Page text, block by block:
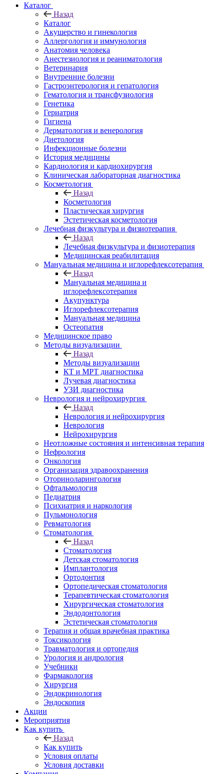
Каталог
Назад
Каталог
Акушерство и гинекология
Аллергология и иммунология
Анатомия человека
Анестезиология и реаниматология
Ветеринария
Внутренние болезни
Гастроэнтерология и гепатология
Гематология и трансфузиология
Генетика
Гериатрия
Гигиена
Дерматология и венерология
Диетология
Инфекционные болезни
История медицины
Кардиология и кардиохирургия
Клиническая лабораторная диагностика
Косметология
Назад
Косметология
Пластическая хирургия
Эстетическая косметология
Лечебная физкультура и физиотерапия
Назад
Лечебная физкультура и физиотерапия
Медицинская реабилитация
Мануальная медицина и иглорефлексотерапия
Назад
Мануальная медицина и
иглорефлексотерапия
Акупунктура
Иглорефлексотерапия
Мануальная медицина
Остеопатия
Медицинское право
Методы визуализации
Назад
Методы визуализации
КТ и МРТ диагностика
Лучевая диагностика
УЗИ диагностика
Неврология и нейрохирургия
Назад
Неврология и нейрохирургия
Неврология
Нейрохирургия
Неотложные состояния и интенсивная терапия
Нефрология
Онкология
Организация здравоохранения
Оториноларингология
Офтальмология
Педиатрия
Психиатрия и наркология
Пульмонология
Ревматология
Стоматология
Назад
Стоматология
Детская стоматология
Имплантология
Ортодонтия
Ортопедическая стоматология
Терапевтическая стоматология
Хирургическая стоматология
Эндодонтология
Эстетическая стоматология
Терапия и общая врачебная практика
Токсикология
Травматология и ортопедия
Урология и андрология
Учебники
Фармакология
Хирургия
Эндокринология
Эндоскопия
Акции
Мероприятия
Как купить
Назад
Как купить
Условия оплаты
Условия доставки